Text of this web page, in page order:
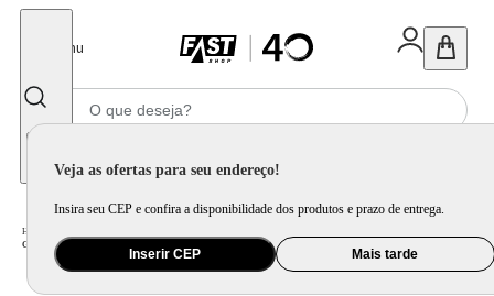
Menu
Veja as ofertas para seu endereço!
Insira seu CEP e confira a disponibilidade dos produtos e prazo de entrega.
Inserir CEP Mais tarde
Home
Geladeira LG Frost Free Preta GN-B392PXGB Duplex com Tecnologia Inverter Top Freezer - 395 litros